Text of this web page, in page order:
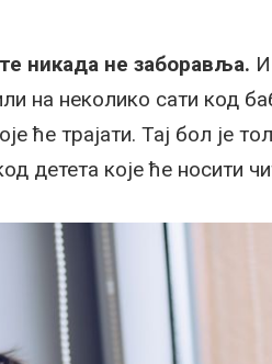
никада не заборавља.
на неколико сати код
ће трајати. Тај бол је
детета које ће носити